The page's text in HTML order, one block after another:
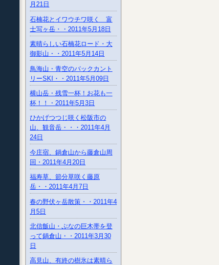
月21日
石楠花とイワウチワ咲く 富
士写ヶ岳・・2011年5月18日
素晴らしい石楠花ロード・大
御影山・・2011年5月14日
鳥海山・青空のバックカント
リーSKI・・2011年5月09日
横山岳・残雪一杯！お花も一
杯！！・2011年5月3日
ひかげつつじ咲く松阪市の
山、観音岳・・・2011年4月
24日
今庄宿、鍋倉山から藤倉山周
回・2011年4月20日
福寿草、節分草咲く藤原
岳・・2011年4月7日
春の野伏ヶ岳散策・・2011年4
月5日
北信飯山・ぶなの巨木帯を登
って鍋倉山・・2011年3月30
日
高見山、有終の樹氷は素晴ら